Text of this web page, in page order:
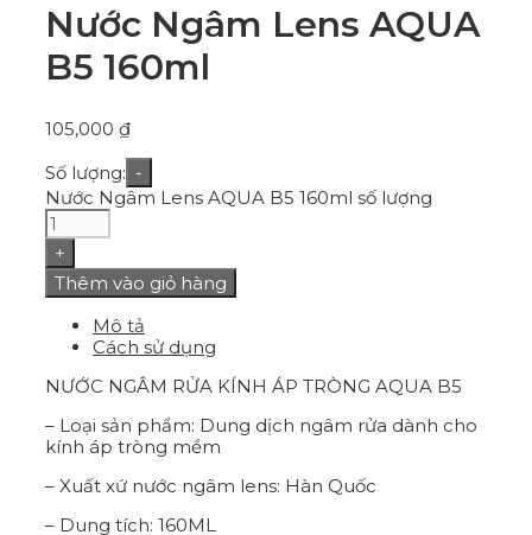
Nước Ngâm Lens AQUA
B5 160ml
105,000 ₫
Số lượng: -
Nước Ngâm Lens AQUA B5 160ml số lượng
+
Thêm vào giỏ hàng
Mô tả
Cách sử dụng
NƯỚC NGÂM RỬA KÍNH ÁP TRÒNG AQUA B5
– Loại sản phẩm: Dung dịch ngâm rửa dành cho
kính áp tròng mềm
– Xuất xứ nước ngâm lens: Hàn Quốc
– Dung tích: 160ML